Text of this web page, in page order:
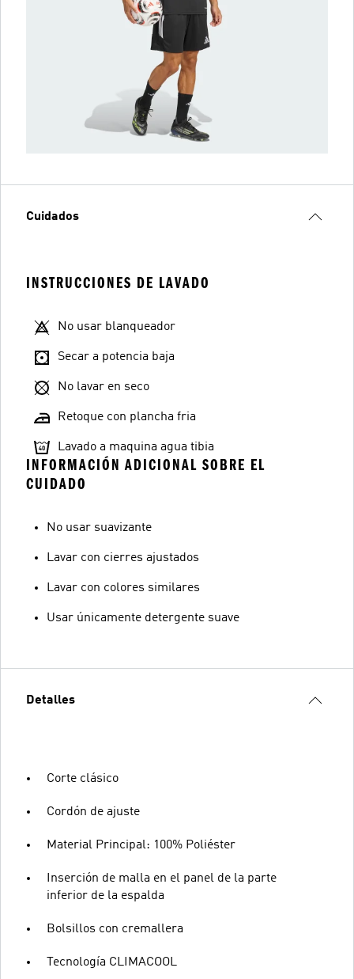
Cuidados
INSTRUCCIONES DE LAVADO
No usar blanqueador
Secar a potencia baja
No lavar en seco
Retoque con plancha fria
Lavado a maquina agua tibia
INFORMACIÓN ADICIONAL SOBRE EL
CUIDADO
No usar suavizante
Lavar con cierres ajustados
Lavar con colores similares
Usar únicamente detergente suave
Detalles
Corte clásico
Cordón de ajuste
Material Principal: 100% Poliéster
Inserción de malla en el panel de la parte
inferior de la espalda
Bolsillos con cremallera
Tecnología CLIMACOOL